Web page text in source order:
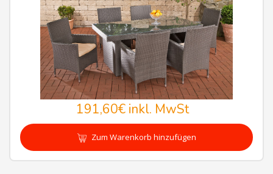
191,60€inkl. MwSt
Zum Warenkorb hinzufügen